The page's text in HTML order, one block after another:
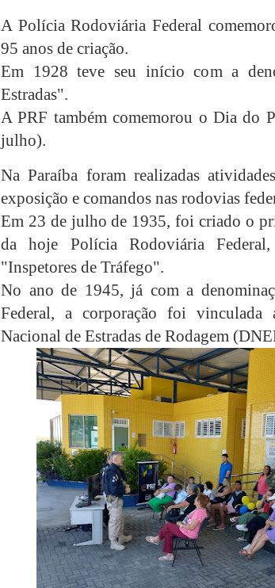
A Polícia Rodoviária Federal
95 anos de criação.
Em 1928 teve seu início com a
Estradas".
A PRF também comemorou o Dia do
julho).
Na Paraíba foram realizadas
exposição e comandos nas rodovias
Em 23 de julho de 1935, foi criado o
da hoje Polícia Rodoviária Federal,
"Inspetores de Tráfego".
No ano de 1945, já com a
Federal, a corporação foi vinculada
Nacional de Estradas de Rodagem